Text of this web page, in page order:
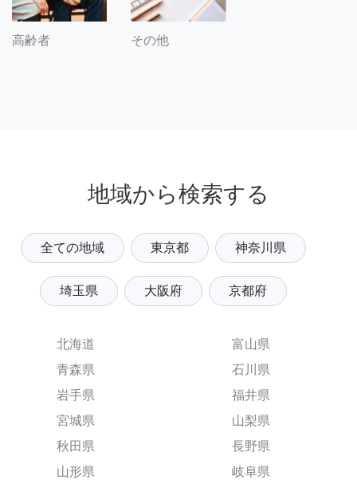
高齢者 その他
地域から検索する
全ての地域 東京都 神奈川県
埼玉県 大阪府 京都府
北海道
青森県
岩手県
宮城県
秋田県
山形県
富山県
石川県
福井県
山梨県
長野県
岐阜県